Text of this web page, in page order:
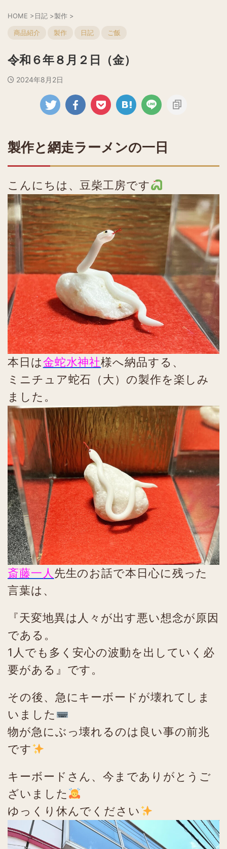
HOME >日記 >製作 >
商品紹介 製作 日記 ご飯
令和６年８月２日（金）
2024年8月2日
製作と網走ラーメンの一日
こんにちは、豆柴工房です
本日は金蛇水神社様へ納品する、
ミニチュア蛇石（大）の製作を楽しみ
ました。
斎藤一人 先生のお話で本日心に残った
言葉は、
『天変地異は人々が出す悪い想念が原因
である。
1人でも多く安心の波動を出していく必
要がある』です。
その後、急にキーボードが壊れてしま
いました
物が急にぶっ壊れるのは良い事の前兆
です
キーボードさん、今までありがとうご
ざいました
ゆっくり休んでください